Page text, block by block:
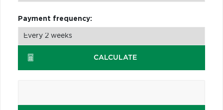
Payment frequency:
CALCULATE